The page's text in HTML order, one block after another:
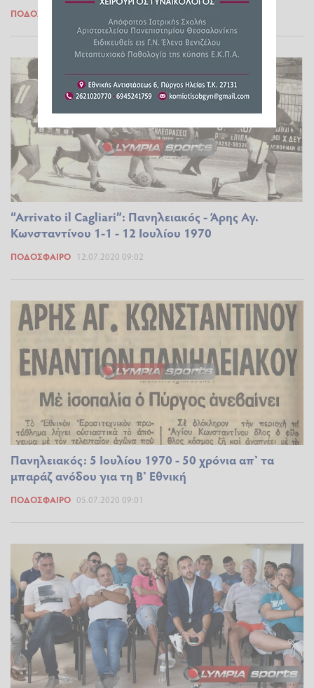
ΠΟΔΌΣΦΑΙΡΟ
“Arrivato il Cagliari”: Πανηλειακός - Άρης Αγ.
Κωνσταντίνου 1-1 - 12 Ιουλίου 1970
ΠΟΔΌΣΦΑΙΡΟ 12.07.2020 09:02
Πανηλειακός: 5 Ιουλίου 1970 - 50 χρόνια απ’ τα
μπαράζ ανόδου για τη Β’ Εθνική
ΠΟΔΌΣΦΑΙΡΟ 05.07.2020 09:01